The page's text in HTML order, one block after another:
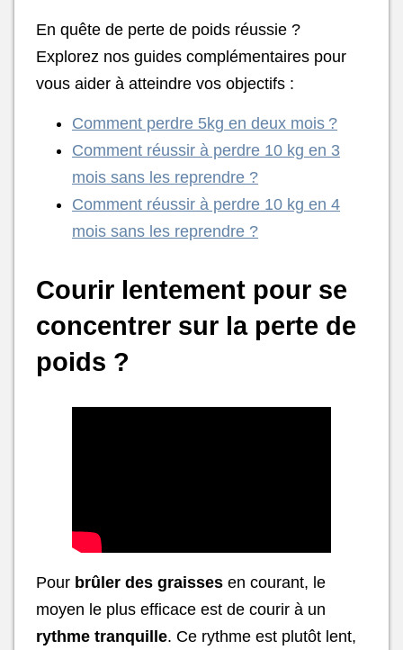
En quête de perte de poids réussie ?
Explorez nos guides complémentaires pour
vous aider à atteindre vos objectifs :
Comment perdre 5kg en deux mois ?
Comment réussir à perdre 10 kg en 3
mois sans les reprendre ?
Comment réussir à perdre 10 kg en 4
mois sans les reprendre ?
Courir lentement pour se
concentrer sur la perte de
poids ?
Pour brûler des graisses en courant, le
moyen le plus efficace est de courir à un
rythme tranquille. Ce rythme est plutôt lent,